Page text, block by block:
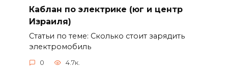
Каблан по электрике (юг и центр
Израиля)
Статьи по теме: Сколько стоит зарядить
электромобиль
0 4.7к.